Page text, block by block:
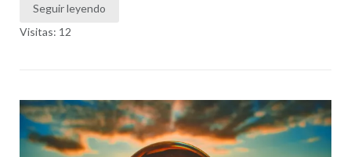
Seguir leyendo
Visitas: 12